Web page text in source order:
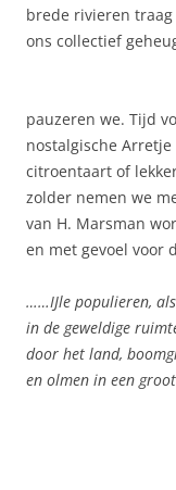
brede rivieren
ons collectief
pauzeren we. Tijd
nostalgische
citroentaart of
zolder nemen we
van H. Marsman
en met gevoel voor
……IJle populieren,
in de geweldige
door het land,
en olmen in een